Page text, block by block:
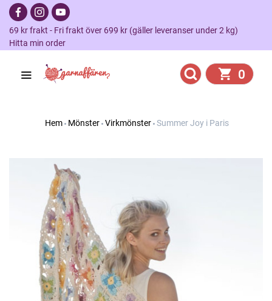
69 kr frakt - Fri frakt över 699 kr (gäller leveranser under 2 kg)
Hitta min order
0
Hem Mönster Virkmönster Summer Joy i Paris